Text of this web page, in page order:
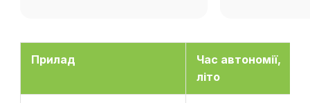
Прилад
Час автономії,
літо